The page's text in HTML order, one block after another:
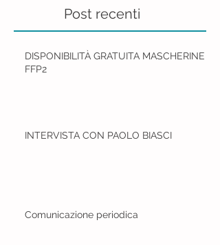
Post recenti
DISPONIBILITÀ GRATUITA MASCHERINE
FFP2
INTERVISTA CON PAOLO BIASCI
Comunicazione periodica